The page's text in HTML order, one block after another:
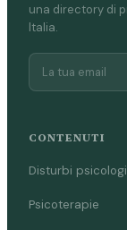
una directory di
Italia.
CONTENUTI
Disturbi
Psicoterapie